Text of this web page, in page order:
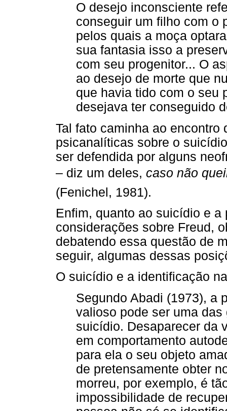
O desejo inconsciente
conseguir um filho com o
pelos quais a moça
sua fantasia isso a
com seu progenitor... O
ao desejo de morte que
que havia tido com o seu
desejava ter conseguido
Tal fato caminha ao
psicanalíticas sobre o
ser defendida por alguns
– diz um deles, caso não
(Fenichel, 1981).
Enfim, quanto ao suicídio e
considerações sobre Freud,
debatendo essa questão de
seguir, algumas dessas
O suicídio e a identificação
Segundo Abadi (1973), a
valioso pode ser uma
suicídio. Desaparecer da
em comportamento
para ela o seu objeto
de pretensamente obter
morreu, por exemplo, é
impossibilidade de